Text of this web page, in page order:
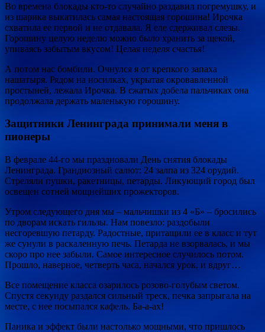
Во времена блокады кто-то случайно раздавил погремушку, и
из шарика выкатилась самая настоящая горошина! Ирочка
схватила ее первой и не отдавала. Я еле сдерживал слезы.
Горошину целую неделю можно было хранить за щекой,
упиваясь забытым вкусом! Целая неделя счастья!
А потом нас бомбили. Очнулся я от крепкого запаха
нашатыря. Рядом на носилках, укрытая окровавленной
простыней, лежала Ирочка. В сжатых добела пальчиках она
продолжала держать маленькую горошину.
Защитники Ленинграда принимали меня в
пионеры
В феврале 44-го мы праздновали День снятия блокады
Ленинграда. Грандиозный салют: 24 залпа из 324 орудий.
Стреляли пушки, ракетницы, петарды. Ликующий город был
освещен сотней мощнейших прожекторов.
Утром следующего дня мы – мальчишки из 4 «Б» – бросились
по дворам искать гильзы. Нам повезло: раздобыли
несгоревшую петарду. Радостные, притащили ее в класс и тут
же сунули в раскаленную печь. Петарда не взорвалась, и мы
скоро про нее забыли. Самое интересное случилось потом.
Прошло, наверное, четверть часа, начался урок, и вдруг…
Все помещение класса озарилось розово-голубым светом.
Спустя секунду раздался сильный треск, печка запрыгала на
месте, с нее посыпался кафель. Ба-а-ах!
Паника и эффект были настолько мощными, что пришлось